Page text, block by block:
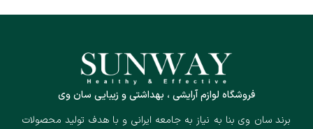
فروشگاه لوازم آرایشی ، بهداشتی و زیبایی سان وی
برند سان وی بنا به نیاز به جامعه ایرانی و با هدف تولید محصولات